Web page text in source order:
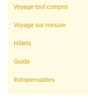
Voyage tout compris
Voyage sur-mesure
Hôtels
Guide
Indispensables